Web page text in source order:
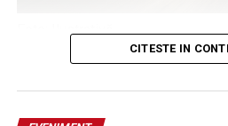
Foto: Ilustrativă
Adina Sîrbu,
CITESTE IN